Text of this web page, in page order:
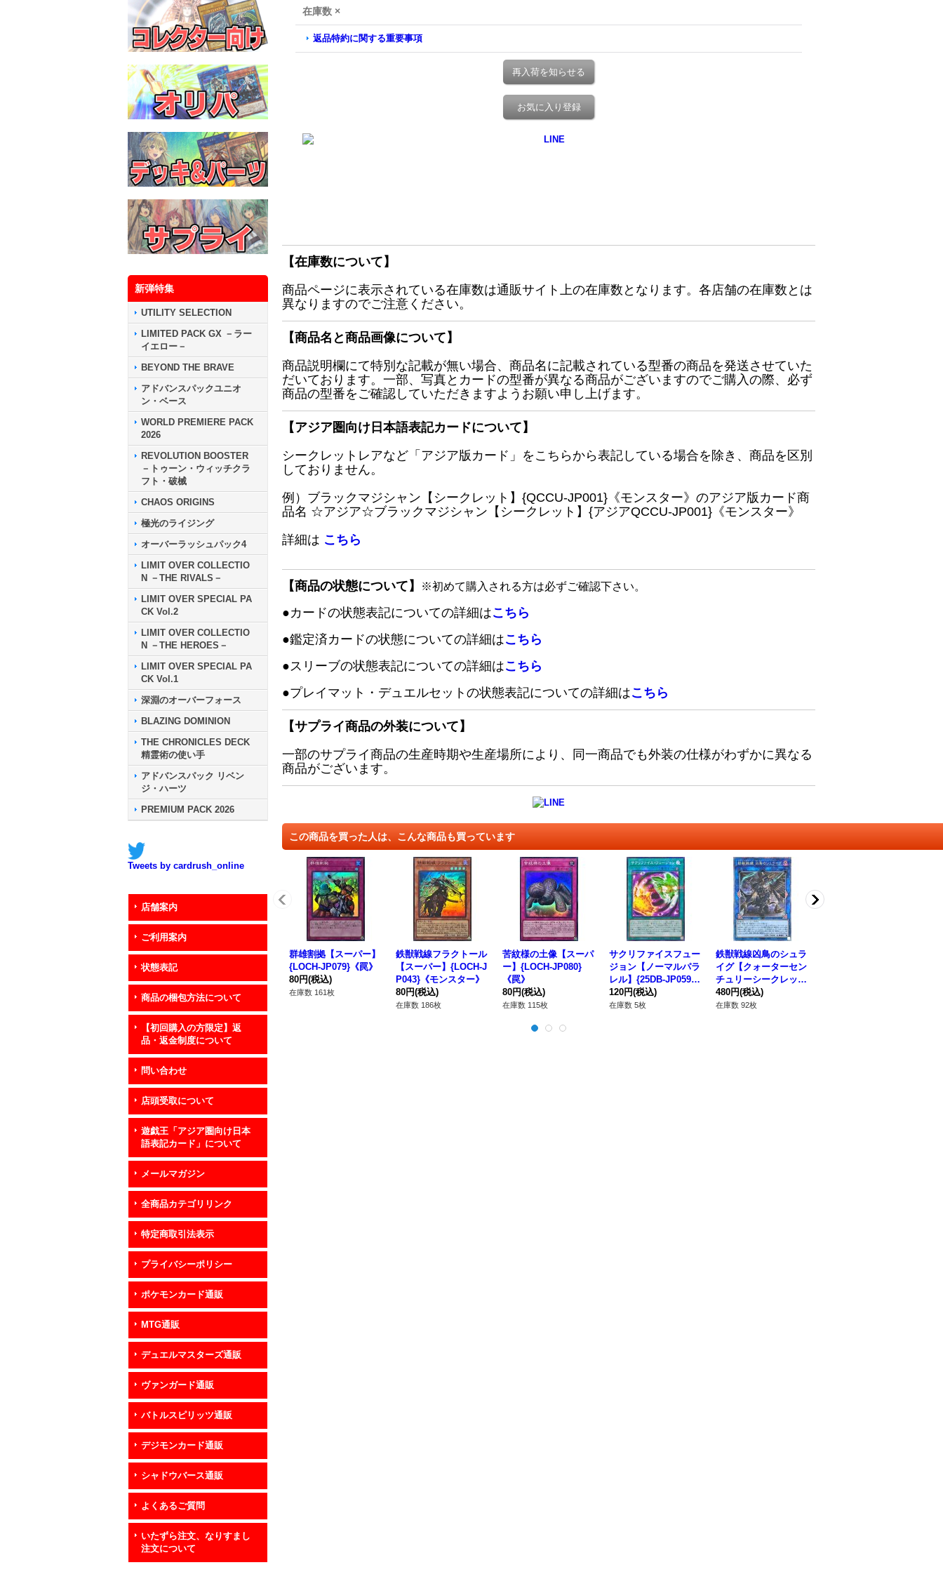
新弾特集
UTILITY SELECTION
LIMITED PACK GX －ラー
イエロー－
BEYOND THE BRAVE
アドバンスパックユニオ
ン・ベース
WORLD PREMIERE PACK
2026
REVOLUTION BOOSTER
－トゥーン・ウィッチクラ
フト・破械
CHAOS ORIGINS
極光のライジング
オーバーラッシュパック4
LIMIT OVER COLLECTIO
N －THE RIVALS－
LIMIT OVER SPECIAL PA
CK Vol.2
LIMIT OVER COLLECTIO
N －THE HEROES－
LIMIT OVER SPECIAL PA
CK Vol.1
深淵のオーバーフォース
BLAZING DOMINION
THE CHRONICLES DECK
精霊術の使い手
アドバンスパック リベン
ジ・ハーツ
PREMIUM PACK 2026
Tweets by cardrush_online
店舗案内
ご利用案内
状態表記
商品の梱包方法について
【初回購入の方限定】返
品・返金制度について
問い合わせ
店頭受取について
遊戯王「アジア圏向け日本
語表記カード」について
メールマガジン
全商品カテゴリリンク
特定商取引法表示
プライバシーポリシー
ポケモンカード通販
MTG通販
デュエルマスターズ通販
ヴァンガード通販
バトルスピリッツ通販
デジモンカード通販
シャドウバース通販
よくあるご質問
いたずら注文、なりすまし
注文について
在庫数 ×
返品特約に関する重要事項
再入荷を知らせる
お気に入り登録
【在庫数について】
商品ページに表示されている在庫数は通販サイト上の在庫数となります。各店舗の在庫数とは
異なりますのでご注意ください。
【商品名と商品画像について】
商品説明欄にて特別な記載が無い場合、商品名に記載されている型番の商品を発送させていた
だいております。一部、写真とカードの型番が異なる商品がございますのでご購入の際、必ず
商品の型番をご確認していただきますようお願い申し上げます。
【アジア圏向け日本語表記カードについて】
シークレットレアなど「アジア版カード」をこちらから表記している場合を除き、商品を区別
しておりません。
例）ブラックマジシャン【シークレット】{QCCU-JP001}《モンスター》のアジア版カード商
品名 ☆アジア☆ブラックマジシャン【シークレット】{アジアQCCU-JP001}《モンスター》
詳細は こちら
【商品の状態について】 ※初めて購入される方は必ずご確認下さい。
●カードの状態表記についての詳細はこちら
●鑑定済カードの状態についての詳細はこちら
●スリーブの状態表記についての詳細はこちら
●プレイマット・デュエルセットの状態表記についての詳細はこちら
【サプライ商品の外装について】
一部のサプライ商品の生産時期や生産場所により、同一商品でも外装の仕様がわずかに異なる
商品がございます。
この商品を買った人は、こんな商品も買っています
群雄割拠【スーパー】
{LOCH-JP079}《罠》
80円(税込)
在庫数 161枚
鉄獣戦線フラクトール
【スーパー】{LOCH-J
P043}《モンスター》
80円(税込)
在庫数 186枚
苦紋様の土像【スーパ
ー】{LOCH-JP080}
《罠》
80円(税込)
在庫数 115枚
サクリファイスフュー
ジョン【ノーマルパラ
レル】{25DB-JP059}
《魔法》
120円(税込)
在庫数 5枚
鉄獣戦線凶鳥のシュラ
イグ【クォーターセン
チュリーシークレッ
ト】{CF01-JP014}
《リンク》
480円(税込)
在庫数 92枚